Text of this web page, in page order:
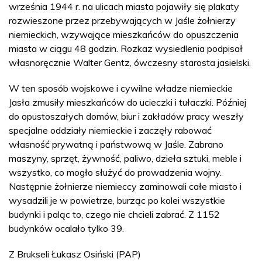
września 1944 r. na ulicach miasta pojawiły się plakaty
rozwieszone przez przebywających w Jaśle żołnierzy
niemieckich, wzywające mieszkańców do opuszczenia
miasta w ciągu 48 godzin. Rozkaz wysiedlenia podpisał
własnoręcznie Walter Gentz, ówczesny starosta jasielski.
W ten sposób wojskowe i cywilne władze niemieckie
Jasła zmusiły mieszkańców do ucieczki i tułaczki. Później
do opustoszałych domów, biur i zakładów pracy weszły
specjalne oddziały niemieckie i zaczęły rabować
własność prywatną i państwową w Jaśle. Zabrano
maszyny, sprzęt, żywność, paliwo, dzieła sztuki, meble i
wszystko, co mogło służyć do prowadzenia wojny.
Następnie żołnierze niemieccy zaminowali całe miasto i
wysadzili je w powietrze, burząc po kolei wszystkie
budynki i paląc to, czego nie chcieli zabrać. Z 1152
budynków ocalało tylko 39.
Z Brukseli Łukasz Osiński (PAP)